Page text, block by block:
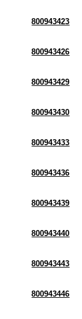
800943423
800943426
800943429
800943430
800943433
800943436
800943439
800943440
800943443
800943446